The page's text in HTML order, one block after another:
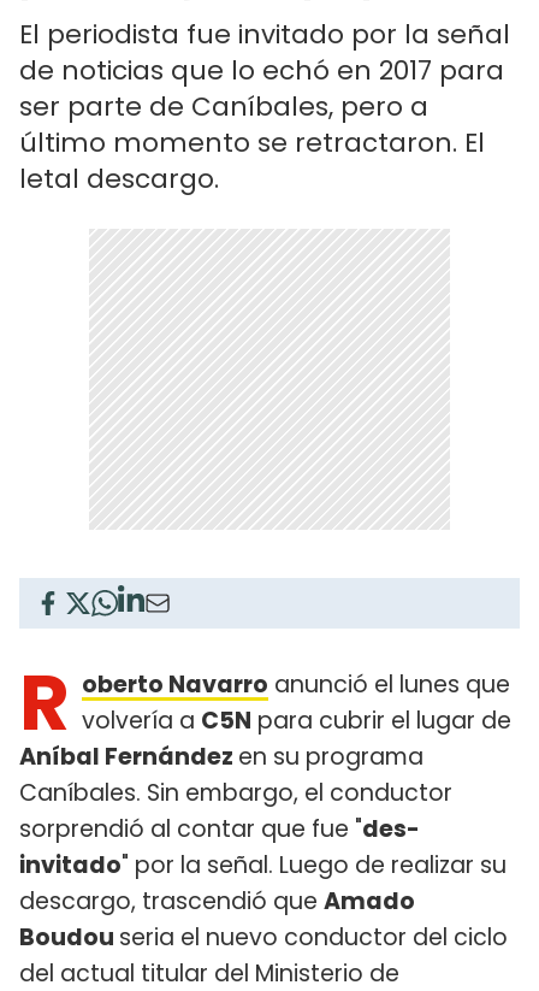
El periodista fue invitado por la señal
de noticias que lo echó en 2017 para
ser parte de Caníbales, pero a
último momento se retractaron. El
letal descargo.
R oberto Navarro anunció el lunes que
volvería a C5N para cubrir el lugar de
Aníbal Fernández en su programa
Caníbales. Sin embargo, el conductor
sorprendió al contar que fue "des-
invitado" por la señal. Luego de realizar su
descargo, trascendió que Amado
Boudou seria el nuevo conductor del ciclo
del actual titular del Ministerio de